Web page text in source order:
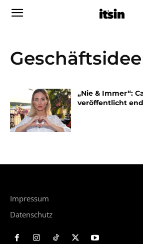
„Nie & Immer“:
veröffentlicht
Impressum
Datenschutz